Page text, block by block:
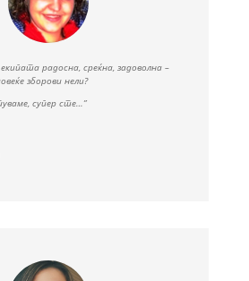
радосна, среќна, задоволна –
зборови нели?
супер сте…”